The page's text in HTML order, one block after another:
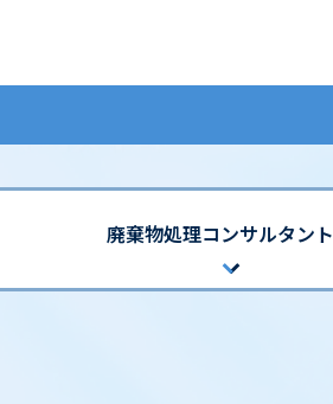
廃棄物処理コンサルタント